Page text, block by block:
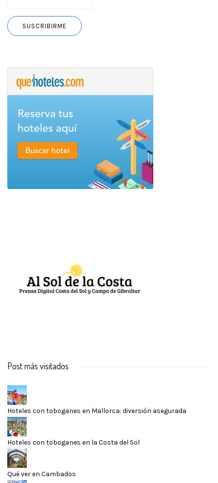
Post más visitados
Hoteles con toboganes en Mallorca: diversión asegurada
Hoteles con toboganes en la Costa del Sol
Qué ver en Cambados